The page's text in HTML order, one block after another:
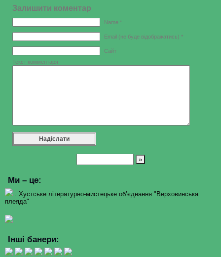
Залишити коментар
Name *
Email (не буде відображатись) *
Сайт
Текст комментаря:
Ми – це:
. Хустське літературно-мистецьке об’єднання "Верховинська
плеяда"
Інші банери: